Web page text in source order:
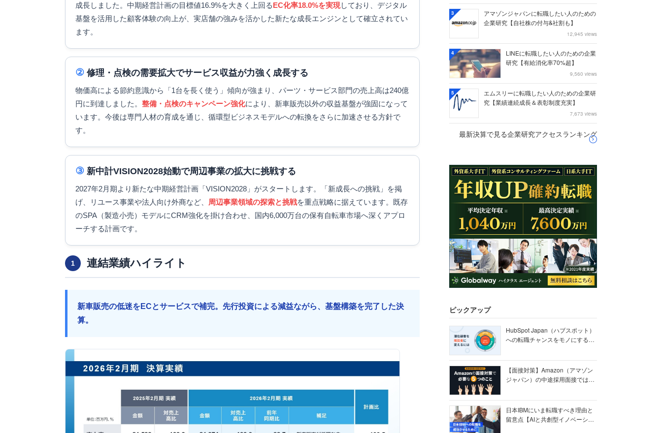
成長しました。中期経営計画の目標値16.9%を大きく上回るEC化率18.0%を実現しており、デジタル
基盤を活用した顧客体験の向上が、実店舗の強みを活かした新たな成長エンジンとして確立されてい
ます。
② 修理・点検の需要拡大でサービス収益が力強く成長する
物価高による節約意識から「1台を長く使う」傾向が強まり、パーツ・サービス部門の売上高は240億
円に到達しました。 整備・点検のキャンペーン強化により、新車販売以外の収益基盤が強固になって
います。今後は専門人材の育成を通じ、循環型ビジネスモデルへの転換をさらに加速させる方針で
す。
③ 新中計VISION2028始動で周辺事業の拡大に挑戦する
2027年2月期より新たな中期経営計画「VISION2028」がスタートします。「新成長への挑戦」を掲
げ、リユース事業や法人向け外商など、
周辺事業領域の探索と挑戦を重点戦略に据えています。既存
のSPA（製造小売）モデルにCRM強化を掛け合わせ、国内6,000万台の保有自転車市場へ深くアプロ
ーチする計画です。
1 連結業績ハイライト
新車販売の低迷をECとサービスで補完。先行投資による減益ながら、基盤構築を完了した決
算。
3
アマゾンジャパンに転職したい人のための
企業研究【自社株の付与&社割も】
12,945 views
4
LINEに転職したい人のための企業
研究【有給消化率70%超】
9,560 views
5
エムスリーに転職したい人のための企業研
究【業績連続成長＆表彰制度充実】
7,673 views
最新決算で見る企業研究アクセスランキング
ピックアップ
HubSpot Japan（ハブスポット）
への転職チャンスをモノにする
【面接対策】Amazon（アマゾン
ジャパン）の中途採用面接では何
日本IBMにいま転職すべき理由と
留意点【AIと共創型イノベーショ